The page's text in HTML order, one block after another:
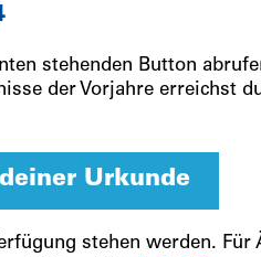
stehenden Button
der Vorjahre erreichst
Urkunde
stehen werden. Für